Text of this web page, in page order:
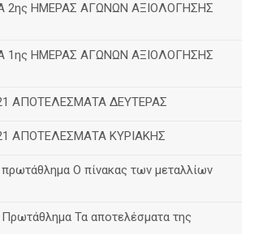
2ης ΗΜΕΡΑΣ ΑΓΩΝΩΝ ΑΞΙΟΛΟΓΗΣΗΣ
1ης ΗΜΕΡΑΣ ΑΓΩΝΩΝ ΑΞΙΟΛΟΓΗΣΗΣ
ΑΠΟΤΕΛΕΣΜΑΤΑ ΔΕΥΤΕΡΑΣ
ΑΠΟΤΕΛΕΣΜΑΤΑ ΚΥΡΙΑΚΗΣ
Ο πίνακας των μεταλλίων
Τα αποτελέσματα της